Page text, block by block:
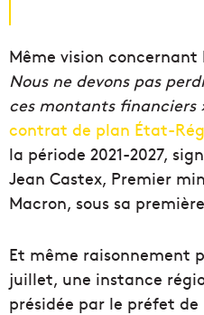
Même vision concernant
Nous ne devons pas
ces montants financiers
contrat de plan État-
la période 2021-2027,
Jean Castex, Premier
Macron, sous sa
Et même raisonnement
juillet, une instance
présidée par le préfet